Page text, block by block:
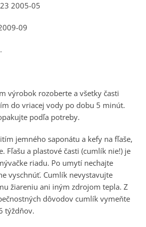
2005-05
09
výrobok rozoberte a všetky časti
do vriacej vody po dobu 5 minút.
podľa potreby.
jemného saponátu a kefy na fľaše,
Fľašu a plastové časti (cumlík nie!) je
riadu. Po umytí nechajte
vyschnúť. Cumlík nevystavujte
žiareniu ani iným zdrojom tepla. Z
dôvodov cumlík vymeňte
týždňov.